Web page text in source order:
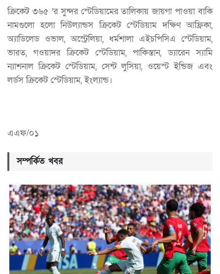
ক্রিকেট ৩৬৫ ’র সুন্দর স্টেডিয়ামের তালিকায় জায়গা পাওয়া বাকি
নামগুলো হলো নিউল্যান্ডস ক্রিকেট স্টেডিয়াম দক্ষিণ আফ্রিকা,
অ্যাডিলেড ওভাল, অস্ট্রেলিয়া, ধর্মশালা এইচপিসিএ স্টেডিয়াম,
ভারত, গওয়াদর ক্রিকেট স্টেডিয়াম, পাকিস্তান, ড্যারেন স্যামি
ন্যাশনাল ক্রিকেট স্টেডিয়াম, সেন্ট লুসিয়া, ওয়েস্ট ইন্ডিজ এবং
লর্ডস ক্রিকেট স্টেডিয়াম, ইংল্যান্ড।
এএফ/০১
সম্পর্কিত খবর